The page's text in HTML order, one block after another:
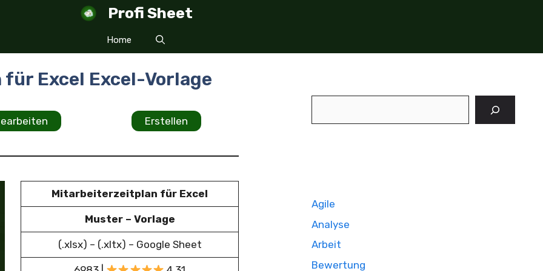
Profi Sheet
Home
Excel Excel-Vorlage
Erstellen
Mitarbeiterzeitplan für Excel
Muster – Vorlage
(.xlsx) – (.xltx) – Google Sheet
Agile
Analyse
Arbeit
Bewertung